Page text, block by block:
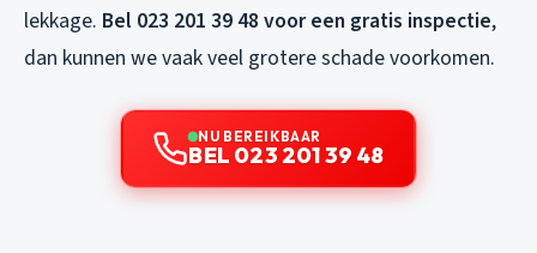
lekkage. Bel 023 201 39 48 voor een gratis inspectie,
dan kunnen we vaak veel grotere schade voorkomen.
NU BEREIKBAAR
BEL 023 201 39 48